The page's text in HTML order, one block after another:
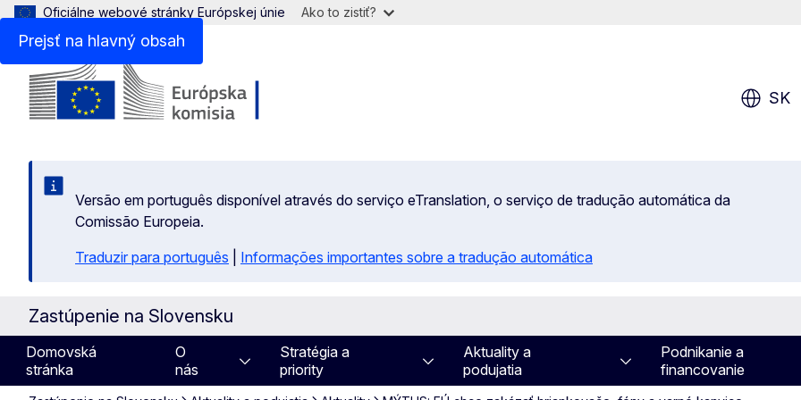
Prejsť na hlavný obsah
Oficiálne webové stránky Európskej únie Ako to zistiť?
SK
Versão em português disponível através do serviço eTranslation, o serviço de tradução automática da
Comissão Europeia.
Traduzir para português
Informações importantes sobre a tradução automática
Zastúpenie na Slovensku
Domovská
stránka
O
nás
Stratégia a
priority
Aktuality a
podujatia
Podnikanie a
financovanie